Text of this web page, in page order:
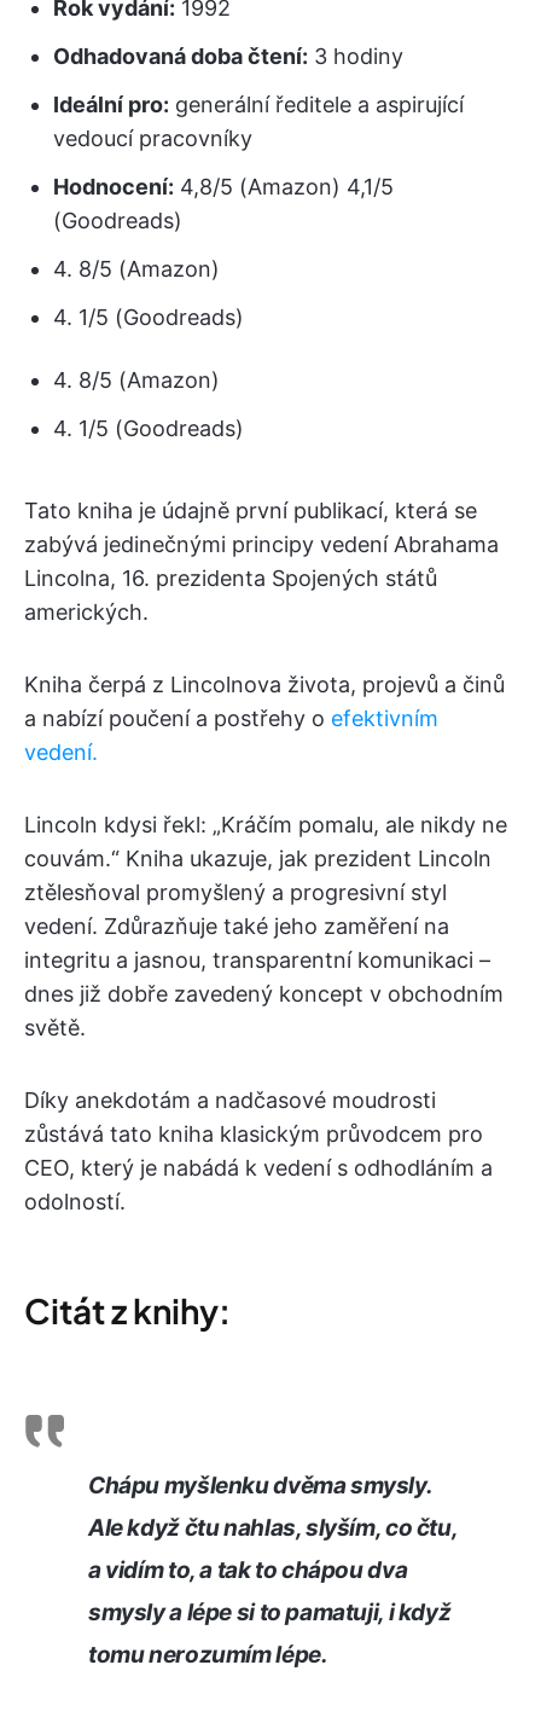
Rok vydání: 1992
Odhadovaná doba čtení: 3 hodiny
Ideální pro: generální ředitele a aspirující
vedoucí pracovníky
Hodnocení: 4,8/5 (Amazon) 4,1/5
(Goodreads)
4. 8/5 (Amazon)
4. 1/5 (Goodreads)
4. 8/5 (Amazon)
4. 1/5 (Goodreads)
Tato kniha je údajně první publikací, která se
zabývá jedinečnými principy vedení Abrahama
Lincolna, 16. prezidenta Spojených států
amerických.
Kniha čerpá z Lincolnova života, projevů a činů
a nabízí poučení a postřehy o efektivním
vedení.
Lincoln kdysi řekl: „Kráčím pomalu, ale nikdy ne
couvám.“ Kniha ukazuje, jak prezident Lincoln
ztělesňoval promyšlený a progresivní styl
vedení. Zdůrazňuje také jeho zaměření na
integritu a jasnou, transparentní komunikaci –
dnes již dobře zavedený koncept v obchodním
světě.
Díky anekdotám a nadčasové moudrosti
zůstává tato kniha klasickým průvodcem pro
CEO, který je nabádá k vedení s odhodláním a
odolností.
Citát z knihy:
Chápu myšlenku dvěma smysly.
Ale když čtu nahlas, slyším, co čtu,
a vidím to, a tak to chápou dva
smysly a lépe si to pamatuji, i když
tomu nerozumím lépe.